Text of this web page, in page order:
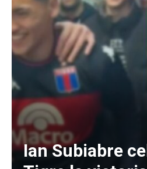
Ian Subiabre